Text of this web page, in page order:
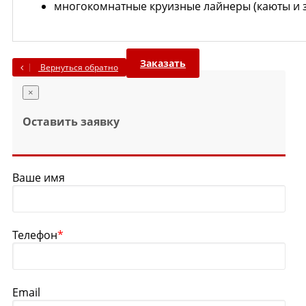
многокомнатные круизные лайнеры (каюты и
Вернуться обратно Заказать
×
Оставить заявку
Ваше имя
Телефон*
Email